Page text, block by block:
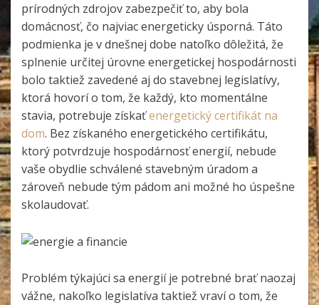
prírodných zdrojov zabezpečiť to, aby bola
domácnosť, čo najviac energeticky úsporná. Táto
podmienka je v dnešnej dobe natoľko dôležitá, že
splnenie určitej úrovne energetickej hospodárnosti
bolo taktiež zavedené aj do stavebnej legislatívy,
ktorá hovorí o tom, že každý, kto momentálne
stavia, potrebuje získaťenergetický certifikát na
dom. Bez získaného energetického certifikátu,
ktorý potvrdzuje hospodárnosť energií, nebude
vaše obydlie schválené stavebným úradom a
zároveň nebude tým pádom ani možné ho úspešne
skolaudovať.
Problém týkajúci sa energií je potrebné brať naozaj
vážne, nakoľko legislatíva taktiež vraví o tom, že